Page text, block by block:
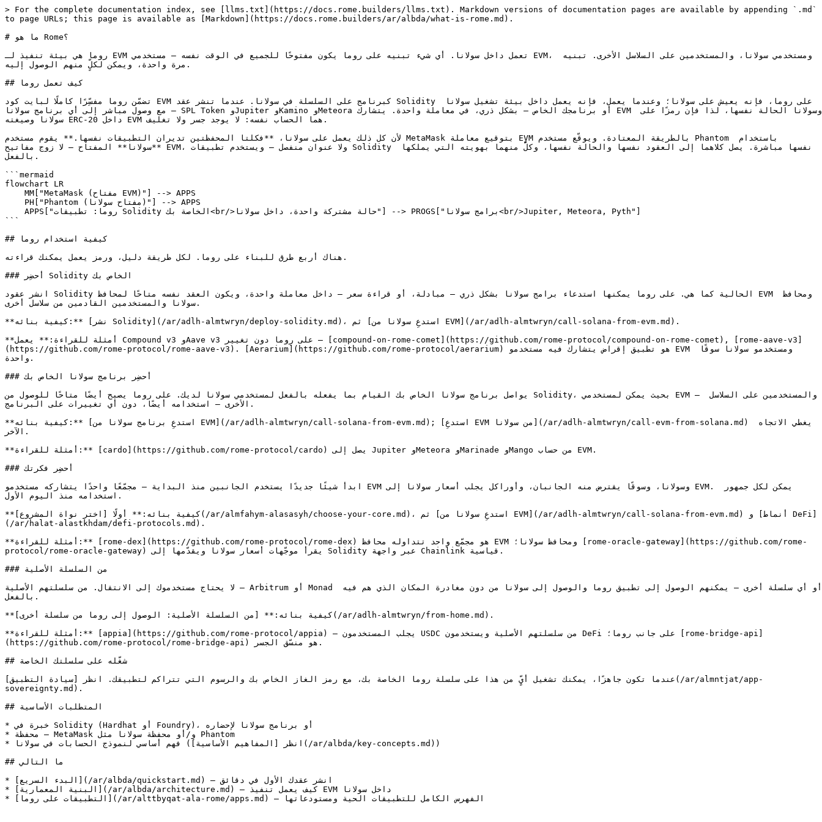
> For the complete documentation index, see [llms.txt](https://docs.rome.builders/llms.txt). Markdown versions of documentation pages are available by appending `.md`
to page URLs; this page is available as [Markdown](https://docs.rome.builders/ar/albda/what-is-rome.md).
# ما هو Rome؟
روما هي بيئة تنفيذ لـ EVM تعمل داخل سولانا. أي شيء تبنيه على روما يكون مفتوحًا للجميع في الوقت نفسه — مستخدمي EVM، ومستخدمي سولانا، والمستخدمين على السلاسل الأخرى. تبنيه
مرة واحدة، ويمكن لكلٍّ منهم الوصول إليه.
## كيف تعمل روما
تضمّن روما مفسِّرًا كاملًا لبايت كود EVM كبرنامج على السلسلة في سولانا. عندما تنشر عقد Solidity على روما، فإنه يعيش على سولانا؛ وعندما يعمل، فإنه يعمل داخل بيئة تشغيل سولانا
مع وصول مباشر إلى أي برنامج سولانا — SPL Token وJupiter وKamino وMeteora أو برنامجك الخاص — بشكل ذري، في معاملة واحدة. يتشارك EVM وسولانا الحالة نفسها، لذا فإن رمزًا على
سولانا وصيغته ERC-20 داخل EVM هما الحساب نفسه: لا يوجد جسر ولا تغليف.
لأن كل ذلك يعمل على سولانا، **فكلتا المحفظتين تديران التطبيقات نفسها.** يقوم مستخدم MetaMask بتوقيع معاملة EVM بالطريقة المعتادة. ويوقّع مستخدم Phantom باستخدام
**سولانا** المفتاح — لا زوج مفاتيح EVM، ولا عنوان منفصل — ويستخدم تطبيقات Solidity نفسها مباشرة. يصل كلاهما إلى العقود نفسها والحالة نفسها، وكلٌّ منهما بهويته التي يملكها
بالفعل.
```mermaid
flowchart LR
```
## كيفية استخدام روما
هناك أربع طرق للبناء على روما. لكل طريقة دليل، ورمز يعمل يمكنك قراءته.
### أحضِر Solidity الخاص بك
انشر عقود Solidity الحالية كما هي. على روما يمكنها استدعاء برامج سولانا بشكل ذري — مبادلة، أو قراءة سعر — داخل معاملة واحدة، ويكون العقد نفسه متاحًا لمحافظ EVM ومحافظ
سولانا والمستخدمين القادمين من سلاسل أخرى.
**كيفية بنائه:** [نشر Solidity](/ar/adlh-almtwryn/deploy-solidity.md)، ثم [استدعِ سولانا من EVM](/ar/adlh-almtwryn/call-solana-from-evm.md).
**أمثلة للقراءة:** يعمل Compound v3 وAave v3 على روما دون تغيير — [compound-on-rome-comet](https://github.com/rome-protocol/compound-on-rome-comet), [rome-aave-v3]
(https://github.com/rome-protocol/rome-aave-v3). [Aerarium](https://github.com/rome-protocol/aerarium) هو تطبيق إقراض يتشارك فيه مستخدمو EVM ومستخدمو سولانا سوقًا
واحدة.
### أحضِر برنامج سولانا الخاص بك
يواصل برنامج سولانا الخاص بك القيام بما يفعله بالفعل لمستخدمي سولانا لديك. على روما يصبح أيضًا متاحًا للوصول من Solidity، بحيث يمكن لمستخدمي EVM — والمستخدمين على السلاسل
الأخرى — استخدامه أيضًا، دون أي تغييرات على البرنامج.
**كيفية بنائه:** [استدعِ برنامج سولانا من EVM](/ar/adlh-almtwryn/call-solana-from-evm.md); [استدعِ EVM من سولانا](/ar/adlh-almtwryn/call-evm-from-solana.md) يغطي الاتجاه
الآخر.
**أمثلة للقراءة:** [cardo](https://github.com/rome-protocol/cardo) يصل إلى Jupiter وMeteora وMarinade وMango من حساب EVM.
### أحضِر فكرتك
ابدأ شيئًا جديدًا يستخدم الجانبين منذ البداية — مجمّعًا واحدًا يتشاركه مستخدمو EVM وسولانا، وسوقًا يقترض منه الجانبان، وأوراكل يجلب أسعار سولانا إلى EVM. يمكن لكل جمهور
استخدامه منذ اليوم الأول.
**كيفية بنائه:** أولًا [اختر نواة المشروع](/ar/almfahym-alasasyh/choose-your-core.md)، ثم [استدعِ سولانا من EVM](/ar/adlh-almtwryn/call-solana-from-evm.md) و [أنماط DeFi]
(/ar/halat-alastkhdam/defi-protocols.md).
**أمثلة للقراءة:** [rome-dex](https://github.com/rome-protocol/rome-dex) هو مجمّع واحد تتداوله محافظ EVM ومحافظ سولانا؛ [rome-oracle-gateway](https://github.com/rome-
protocol/rome-oracle-gateway) يقرأ موجّهات أسعار سولانا ويقدّمها إلى Solidity عبر واجهة Chainlink قياسية.
### من السلسلة الأصلية
لا يحتاج مستخدموك إلى الانتقال. من سلسلتهم الأصلية — Arbitrum أو Monad أو أي سلسلة أخرى — يمكنهم الوصول إلى تطبيق روما والوصول إلى سولانا من دون مغادرة المكان الذي هم فيه
بالفعل.
**كيفية بنائه:** [من السلسلة الأصلية: الوصول إلى روما من سلسلة أخرى](/ar/adlh-almtwryn/from-home.md).
**أمثلة للقراءة:** [appia](https://github.com/rome-protocol/appia) — يجلب المستخدمون USDC من سلسلتهم الأصلية ويستخدمون DeFi على جانب روما؛ [rome-bridge-api]
(https://github.com/rome-protocol/rome-bridge-api) هو منسّق الجسر.
## شغّله على سلسلتك الخاصة
عندما تكون جاهزًا، يمكنك تشغيل أيٍّ من هذا على سلسلة روما الخاصة بك، مع رمز الغاز الخاص بك والرسوم التي تتراكم لتطبيقك. انظر [سيادة التطبيق](/ar/almntjat/app-
sovereignty.md).
## المتطلبات الأساسية
* خبرة في Solidity (Hardhat أو Foundry)، أو برنامج سولانا لإحضاره
* محفظة — MetaMask و/أو محفظة سولانا مثل Phantom
* فهم أساسي لنموذج الحسابات في سولانا (انظر [المفاهيم الأساسية](/ar/albda/key-concepts.md))
## ما التالي
* [البدء السريع](/ar/albda/quickstart.md) — انشر عقدك الأول في دقائق
* [البنية المعمارية](/ar/albda/architecture.md) — كيف يعمل تنفيذ EVM داخل سولانا
* [التطبيقات على روما](/ar/alttbyqat-ala-rome/apps.md) — الفهرس الكامل للتطبيقات الحية ومستودعاتها